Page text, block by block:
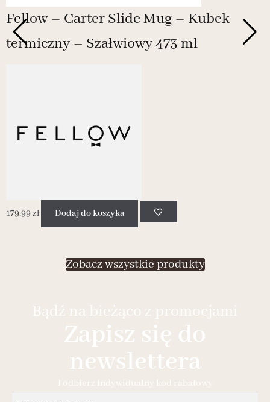
Fellow – Carter Slide Mug – Kubek
termiczny – Szałwiowy 473 ml
179.99zł Dodaj do koszyka
Zobacz wszystkie produkty
Bądź na bieżąco z promocjami
Zapisz się do
newslettera
i odbierz indywidualny kod rabatowy